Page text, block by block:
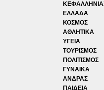
ΕΛΛΑΔΑ
ΚΟΣΜΟΣ
ΑΘΛΗΤΙΚΑ
ΥΓΕΙΑ
ΤΟΥΡΙΣΜΟΣ
ΠΟΛΙΤΙΣΜΟΣ
ΓΥΝΑΙΚΑ
ΑΝΔΡΑΣ
ΠΑΙΔΕΙΑ